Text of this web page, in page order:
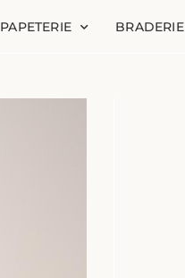
PAPETERIE BRADERIE